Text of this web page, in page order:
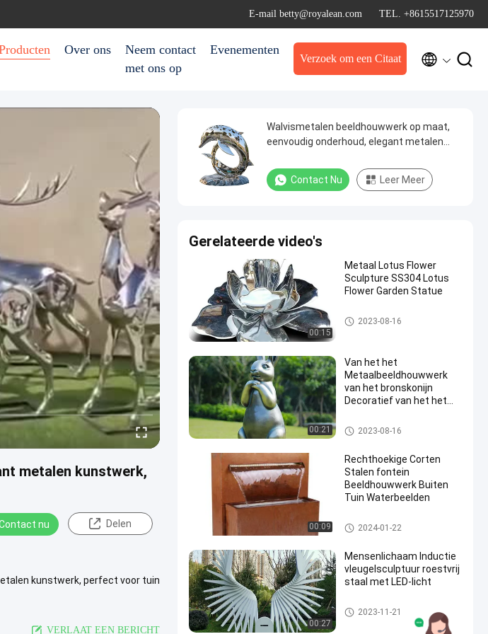
E-mail betty@royalean.com TEL. +8615517125970
Over ons
Neem contact
met ons op
Evenementen
Verzoek om een Citaat  
metalen kunstwerk,
nu Delen
kunstwerk, perfect voor tuin
VERLAAT EEN BERICHT
Walvismetalen beeldhouwwerk op maat,
eenvoudig onderhoud, elegant metalen
Contact Nu Leer Meer
Gerelateerde video's
00:15
Metaal Lotus Flower
Sculpture SS304 Lotus
Flower Garden Statue
Decoratieve metalen sculptuur
2023-08-16
00:21
Van het het
Metaalbeeldhouwwerk
van het bronskonijn
Decoratief van het het
Tuinstandbeeld
Decoratieve metalen sculptuur
2023-08-16
00:09
Rechthoekige Corten
Stalen fontein
Beeldhouwwerk Buiten
Tuin Waterbeelden
Decoratieve metalen sculptuur
2024-01-22
00:27
Mensenlichaam Inductie
vleugelsculptuur roestvrij
staal met LED-licht
Decoratieve metalen sculptuur
2023-11-21